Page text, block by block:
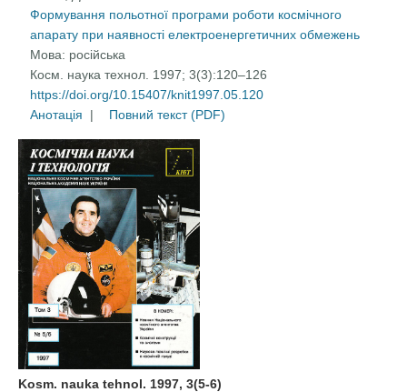
Формування польотної програми роботи космічного
апарату при наявності електроенергетичних обмежень
Мова: російська
Косм. наука технол. 1997; 3(3):120–126
https://doi.org/10.15407/knit1997.05.120
Анотація
| Повний текст (PDF)
Kosm. nauka tehnol. 1997, 3(5-6)